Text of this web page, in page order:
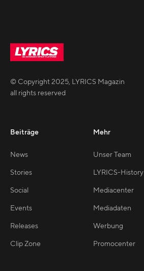
© Copyright2025, LYRICS Magazin
all rights reserved
Beiträge
News
Stories
Social
Events
Releases
Clip Zone
Mehr
Unser Team
LYRICS-History
Mediacenter
Mediadaten
Werbung
Promocenter